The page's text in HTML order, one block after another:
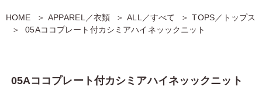
HOME APPAREL／衣類 ALL／すべて
TOPS／トップス
05Aココプレート付カシミアハイネッックニット
05Aココプレート付カシミアハイネッックニット